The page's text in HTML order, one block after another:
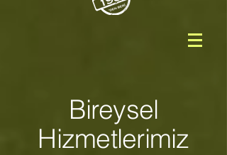
Bireysel
Hizmetlerimiz